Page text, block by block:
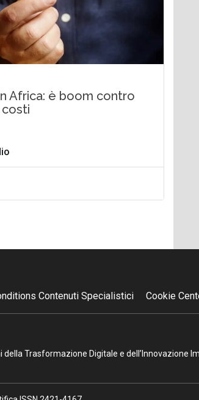
Africa: è boom contro
Contenuti Specialistici Cookie
Trasformazione Digitale e dell’Innovazione